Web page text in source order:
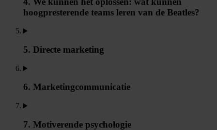
hoogpresterende teams leren van de Beatles?
5. Directe marketing
6. Marketingcommunicatie
7. Motiverende psychologie